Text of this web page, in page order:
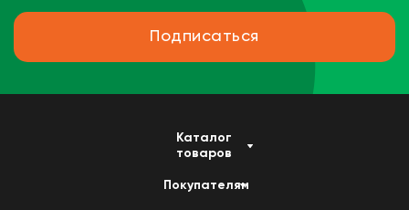
Подписаться
Каталог
товаров
Покупателям